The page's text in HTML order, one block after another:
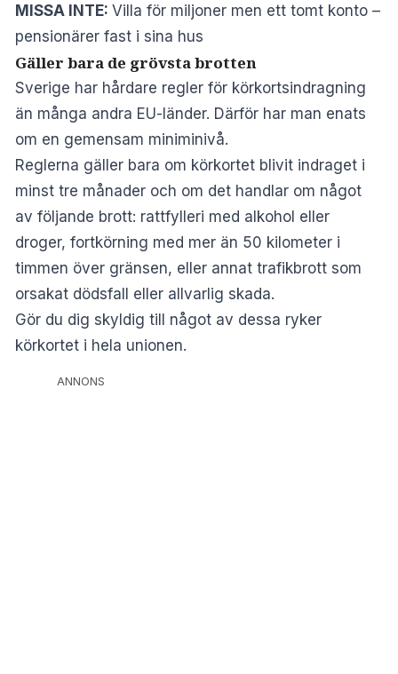
MISSA INTE: Villa för miljoner men ett tomt konto –
pensionärer fast i sina hus
Gäller bara de grövsta brotten
Sverige har hårdare regler för körkortsindragning
än många andra EU-länder. Därför har man enats
om en gemensam miniminivå.
Reglerna gäller bara om körkortet blivit indraget i
minst tre månader och om det handlar om något
av följande brott: rattfylleri med alkohol eller
droger, fortkörning med mer än 50 kilometer i
timmen över gränsen, eller annat trafikbrott som
orsakat dödsfall eller allvarlig skada.
Gör du dig skyldig till något av dessa ryker
körkortet i hela unionen.
ANNONS